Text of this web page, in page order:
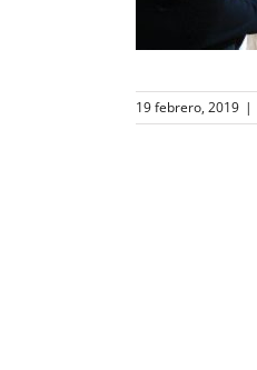
19 febrero, 2019 |